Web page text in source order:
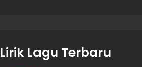
Lirik Lagu Terbaru